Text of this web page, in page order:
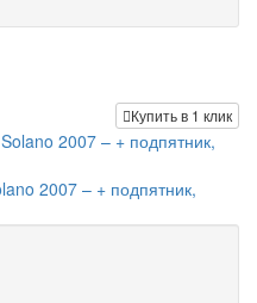
Купить в 1 клик
2007 – + подпятник,